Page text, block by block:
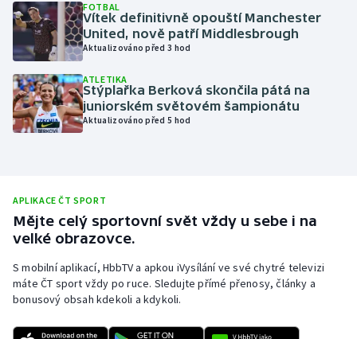
Motorsport
Parasport
Ragby
Rychlobruslení
Rychlostní kanoistika
Short track
FOTBAL
Vítek definitivně opouští Manchester
United, nově patří Middlesbrough
Aktualizováno před 3 hod
ATLETIKA
Stýplařka Berková skončila pátá na
juniorském světovém šampionátu
Aktualizováno před 5 hod
APLIKACE ČT SPORT
Mějte celý sportovní svět vždy u sebe i na
velké obrazovce.
S mobilní aplikací, HbbTV a apkou iVysílání ve své chytré televizi
máte ČT sport vždy po ruce. Sledujte přímé přenosy, články a
bonusový obsah kdekoli a kdykoli.